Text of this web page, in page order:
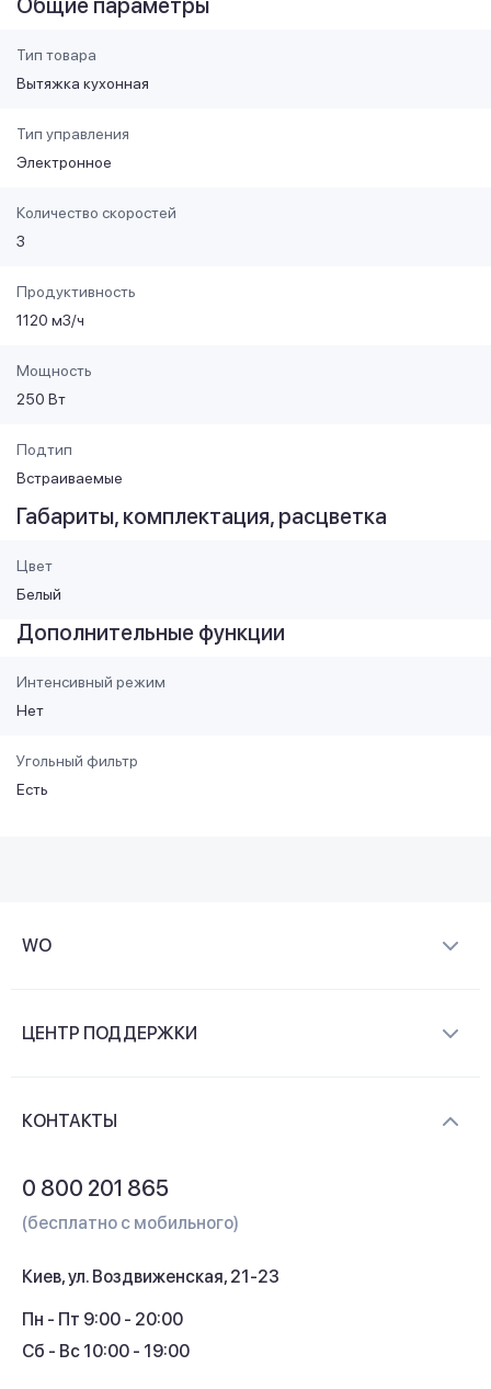
Общие параметры
Тип товара
Вытяжка кухонная
Тип управления
Электронное
Количество скоростей
3
Продуктивность
1120 м3/ч
Мощность
250 Вт
Подтип
Встраиваемые
Габариты, комплектация, расцветка
Цвет
Белый
Дополнительные функции
Интенсивный режим
Нет
Угольный фильтр
Есть
WO
Контакты
ЦЕНТР ПОДДЕРЖКИ
Кэшбек
КОНТАКТЫ
0 800 201 865
(бесплатно с мобильного)
Киев, ул. Воздвиженская, 21-23
Пн - Пт 9:00 - 20:00
Сб - Вс 10:00 - 19:00